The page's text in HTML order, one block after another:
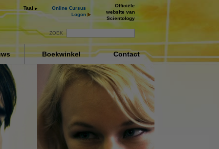
Taal
Online Cursus
Logon
Officiële
website van
Scientology
ZOEK
Boekwinkel Contact